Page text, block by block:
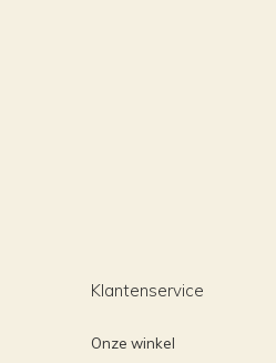
Klantenservice
Onze winkel